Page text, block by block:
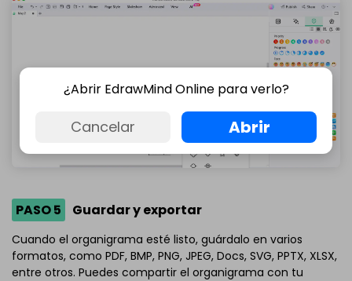
PASO 5 Guardar y exportar
Cuando el organigrama esté listo, guárdalo en varios
formatos, como PDF, BMP, PNG, JPEG, Docs, SVG, PPTX, XLSX,
entre otros. Puedes compartir el organigrama con tu
¿Abrir EdrawMind Online para verlo?
Cancelar Abrir